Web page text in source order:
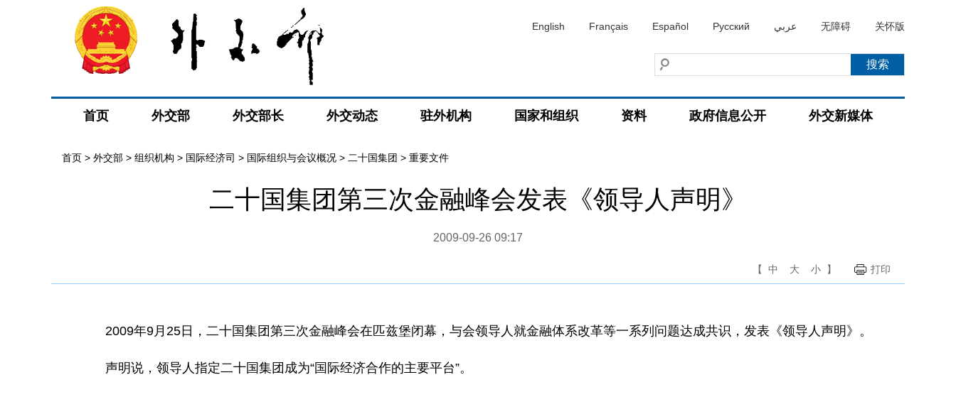
English Français Español Русский عربي 无障碍 关怀版
首页 外交部 外交部长 外交动态 驻外机构 国家和组织 资料 政府信息公开 外交新媒体
首页 > 外交部 > 组织机构 > 国际经济司 > 国际组织与会议概况 > 二十国集团 > 重要文件
二十国集团第三次金融峰会发表《领导人声明》
2009-09-26 09:17
【 中 大 小 】 打印
2009年9月25日，二十国集团第三次金融峰会在匹兹堡闭幕，与会领导人就金融体系改革等一系列问题达成共识，发表《领导人声明》。
声明说，领导人指定二十国集团成为“国际经济合作的主要平台”。